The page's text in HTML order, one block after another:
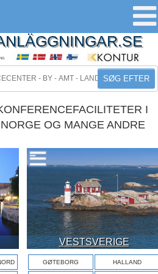
SØG EFTER
I
OG MANGE ANDRE
VESTSVERIGE
GØTEBORG HALLAND